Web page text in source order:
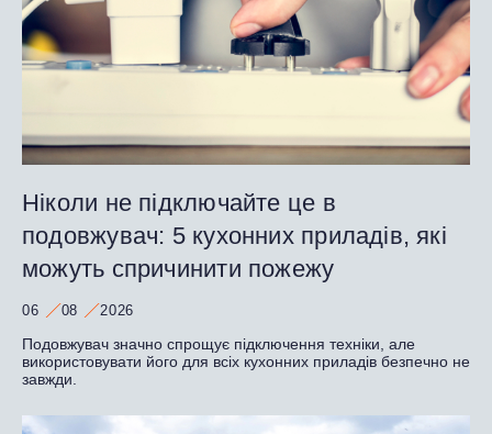
Ніколи не підключайте це в
подовжувач: 5 кухонних приладів, які
можуть спричинити пожежу
06 08 2026
Подовжувач значно спрощує підключення техніки, але
використовувати його для всіх кухонних приладів безпечно не
завжди.